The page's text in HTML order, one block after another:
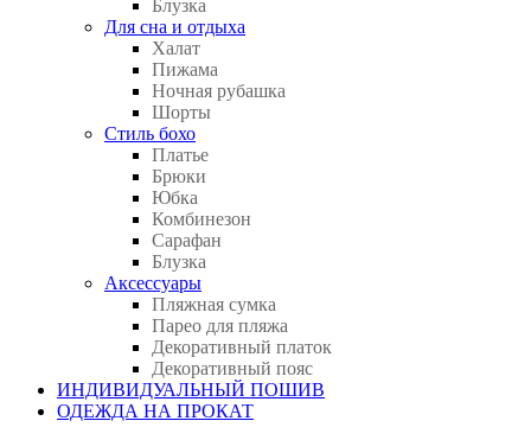
Блузка
Для сна и отдыха
Халат
Пижама
Ночная рубашка
Шорты
Стиль бохо
Платье
Брюки
Юбка
Комбинезон
Сарафан
Блузка
Аксессуары
Пляжная сумка
Парео для пляжа
Декоративный платок
Декоративный пояс
ИНДИВИДУАЛЬНЫЙ ПОШИВ
ОДЕЖДА НА ПРОКАТ